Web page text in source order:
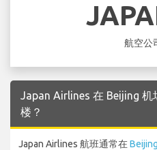
航空公
Japan Airlines 在 Beijing
楼？
Japan Airlines 航班通常在